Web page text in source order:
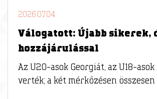
2026.07.04
Válogatott: Újabb sikerek,
hozzájárulással
Az U20-asok Georgiát, az U18-
verték; a két mérkőzésen összesen